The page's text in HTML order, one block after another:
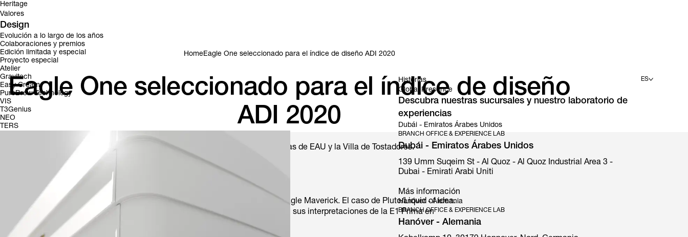
Heritage
Valores
Design
Evolución a lo largo de los años
Colaboraciones y premios
Edición limitada y especial
Proyecto especial
Atelier
Gravitech
Easy Cream
PureBrew Technology
VIS
T3Genius
NEO
TERS
Historias
Global Presence
Descubra nuestras sucursales y nuestro laboratorio de
experiencias
Dubái - Emiratos Árabes Unidos
BRANCH OFFICE & EXPERIENCE LAB
Dubái - Emiratos Árabes Unidos
139 Umm Suqeim St - Al Quoz - Al Quoz Industrial Area 3 -
Dubai - Emirati Arabi Uniti
Más información
Hanóver - Alemania
BRANCH OFFICE & EXPERIENCE LAB
Hanóver - Alemania
ES
HomeEagle One seleccionado para el índice de diseño ADI 2020
Eagle One seleccionado para el índice de diseño
ADI 2020
WOC Dubai. Victoria Arduino es patrocinador oficial del Campeonato de Baristas de EAU y la Villa de Tostadores.
Victoria Arduino ahora está en Spotify
¿Está usted preparado para jugar? Cree su Eagle One
Arte y diseño en nombre del café
E1 Prima seleccionado para el Índice de Diseño ADI 2021
Armonizando equipos de café con el espacio mediante la elección de Black Eagle Maverick. El caso de Pluto/Liquid of idea.
Regeneración de la Creatividad. En Fuorisalone 2022, tres diseñadores ofrecen sus interpretaciones de la E1 Prima en
Starbucks Reserve™ Roastery
E1 Prima y los íconos del diseño en la Semana del Diseñador de Interni